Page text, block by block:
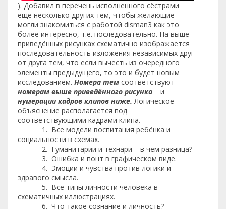
). Добавил в перечень исполненного сёстрами
ещё несколько других тем, чтобы желающие
могли знакомиться с работой disman3 как это
более интересно, т.е. последовательно. На выше
приведённых рисунках схематично изображается
последовательность изложения независимых друг
от друга тем, что если вычесть из очередного
элементы предыдущего, то это и будет новым
исследованием. Номера тем соответствуют
номерам выше приведённого рисунка и
нумерации кадров клипов ниже. Логическое
объяснение располагается под
соответствующими кадрами клипа.
1. Все модели воспитания ребёнка и
социальности в схемах.
2. Гуманитарии и технари – в чём разница?
3. Ошибка и понт в графическом виде.
4. Эмоции и чувства против логики и
здравого смысла.
5. Все типы личности человека в
схематичных иллюстрациях.
6. Что такое сознание и личность?